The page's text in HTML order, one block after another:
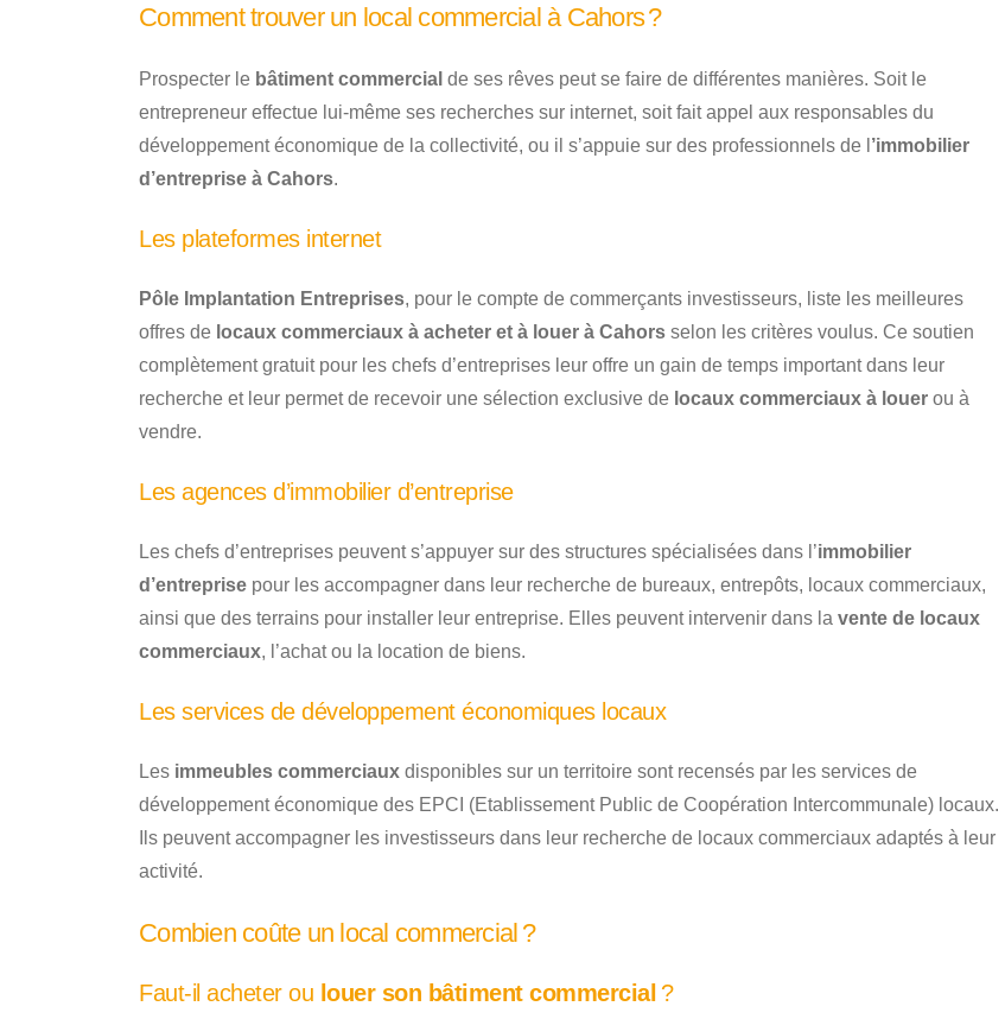
Comment trouver un local commercial à Cahors ?
Prospecter le bâtiment commercial de ses rêves peut se faire de différentes manières. Soit le
entrepreneur effectue lui-même ses recherches sur internet, soit fait appel aux responsables du
développement économique de la collectivité, ou il s’appuie sur des professionnels de l ’immobilier
d’entreprise à Cahors.
Les plateformes internet
Pôle Implantation Entreprises, pour le compte de commerçants investisseurs, liste les meilleures
offres de locaux commerciaux à acheter et à louer à Cahors selon les critères voulus. Ce soutien
complètement gratuit pour les chefs d’entreprises leur offre un gain de temps important dans leur
recherche et leur permet de recevoir une sélection exclusive de locaux commerciaux à louer ou à
vendre.
Les agences d’immobilier d’entreprise
Les chefs d’entreprises peuvent s’appuyer sur des structures spécialisées dans l’immobilier
d’entreprise pour les accompagner dans leur recherche de bureaux, entrepôts, locaux commerciaux,
ainsi que des terrains pour installer leur entreprise. Elles peuvent intervenir dans la vente de locaux
commerciaux, l’achat ou la location de biens.
Les services de développement économiques locaux
Les immeubles commerciaux disponibles sur un territoire sont recensés par les services de
développement économique des EPCI (Etablissement Public de Coopération Intercommunale) locaux.
Ils peuvent accompagner les investisseurs dans leur recherche de locaux commerciaux adaptés à leur
activité.
Combien coûte un local commercial ?
Faut-il acheter ou louer son bâtiment commercial ?